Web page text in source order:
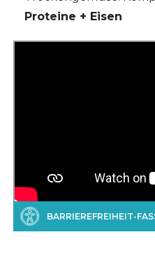
Proteine + Eisen
BARRIEREFREIHEIT-